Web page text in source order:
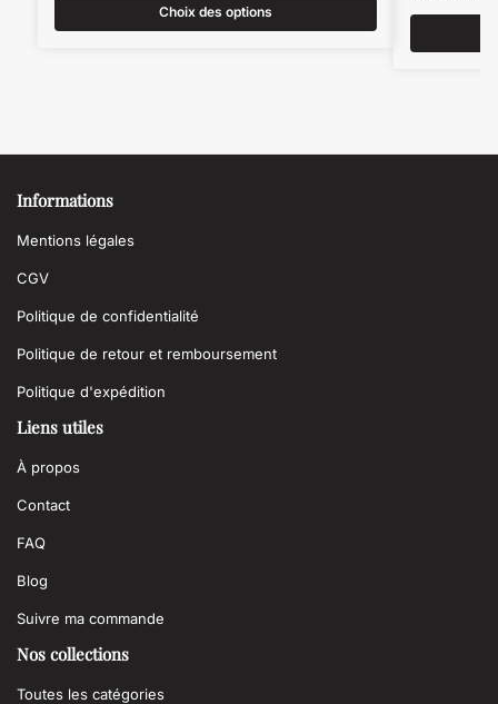
Choix des options
Informations
Mentions légales
CGV
Politique de confidentialité
Politique de retour et remboursement
Politique d'expédition
Liens utiles
À propos
Contact
FAQ
Blog
Suivre ma commande
Nos collections
Toutes les catégories